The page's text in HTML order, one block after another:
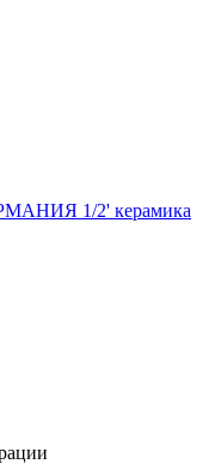
1/2' керамика